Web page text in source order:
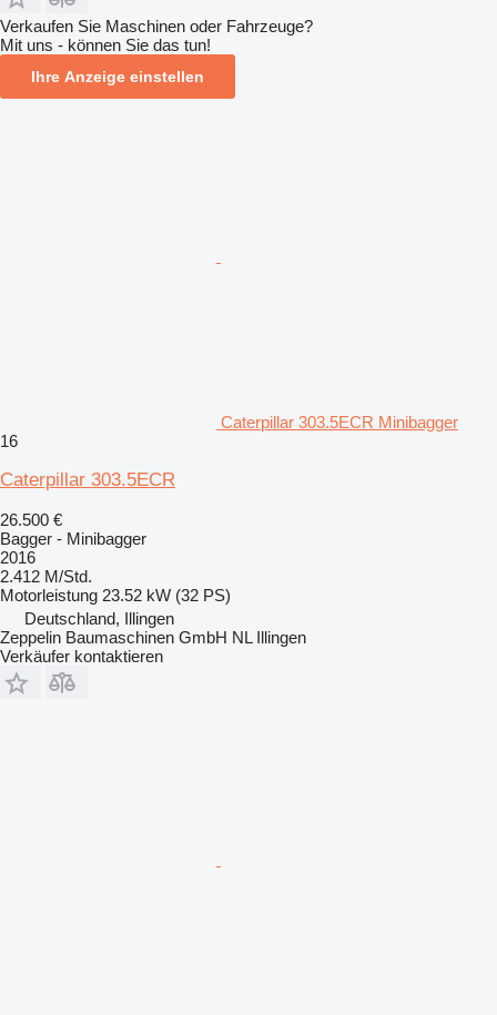
Verkaufen Sie Maschinen oder Fahrzeuge?
Mit uns - können Sie das tun!
Ihre Anzeige einstellen
Caterpillar 303.5ECR Minibagger
16
Caterpillar 303.5ECR
26.500 €
Bagger - Minibagger
2016
2.412 M/Std.
Motorleistung 23.52 kW (32 PS)
Deutschland, Illingen
Zeppelin Baumaschinen GmbH NL Illingen
Verkäufer kontaktieren